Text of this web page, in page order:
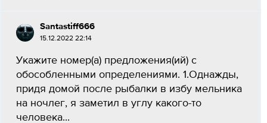
Santastiff666
15.12.2022 22:14
Укажите номер(а) предложения(ий) с
обособленными определениями. 1.Однажды,
придя домой после рыбалки в избу мельника
на ночлег, я заметил в углу какого-то
человека...